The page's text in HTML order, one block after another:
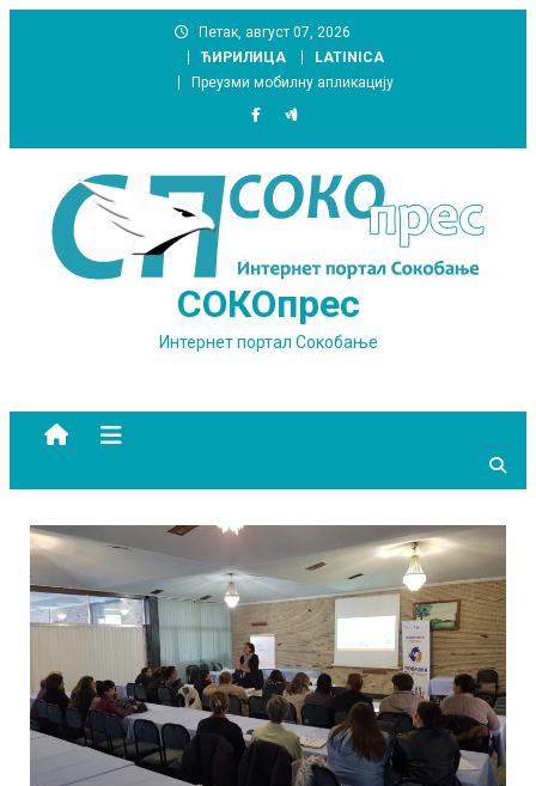
Петак, август 07, 2026
ЋИРИЛИЦА
LATINICA
Преузми мобилну апликацију
СОКОпрес
Интернет портал Сокобање